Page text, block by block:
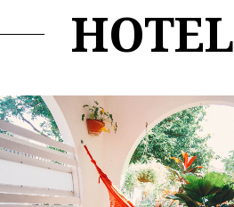
HOTEL